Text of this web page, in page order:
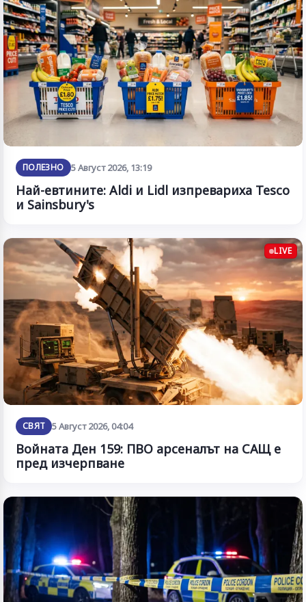
ПОЛЕЗНО 5 Август 2026, 13:19
Най-евтините: Aldi и Lidl изпревариха Tesco
и Sainsbury's
LIVE
СВЯТ 5 Август 2026, 04:04
Войната Ден 159: ПВО арсеналът на САЩ е
пред изчерпване